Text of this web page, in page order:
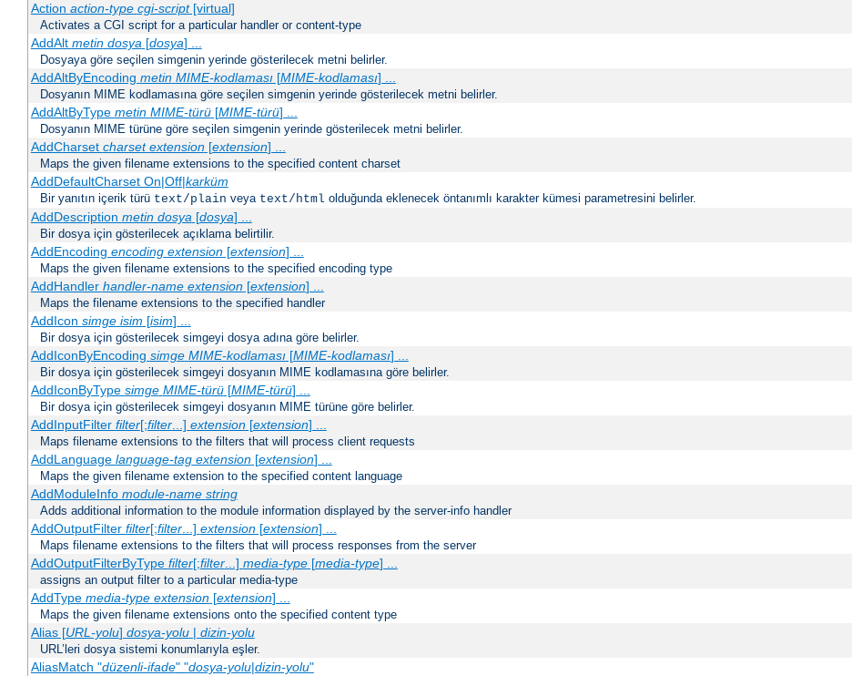
Action action-type cgi-script[virtual]
Activates a CGI script for a particular handler or content-type
AddAlt metin dosya[dosya] ...
Dosyaya göre seçilen simgenin yerinde gösterilecek metni belirler.
AddAltByEncoding metin MIME-kodlaması[MIME-kodlaması] ...
Dosyanın MIME kodlamasına göre seçilen simgenin yerinde gösterilecek metni belirler.
AddAltByType metin MIME-türü[MIME-türü] ...
Dosyanın MIME türüne göre seçilen simgenin yerinde gösterilecek metni belirler.
AddCharset charset extension[extension] ...
Maps the given filename extensions to the specified content charset
AddDefaultCharset On|Off|karküm
Bir yanıtın içerik türü text/plain veya text/html olduğunda eklenecek öntanımlı karakter kümesi parametresini belirler.
AddDescription metin dosya[dosya] ...
Bir dosya için gösterilecek açıklama belirtilir.
AddEncoding encoding extension[extension] ...
Maps the given filename extensions to the specified encoding type
AddHandler handler-name extension[extension] ...
Maps the filename extensions to the specified handler
AddIcon simge isim [isim] ...
Bir dosya için gösterilecek simgeyi dosya adına göre belirler.
AddIconByEncoding simge MIME-kodlaması[MIME-kodlaması] ...
Bir dosya için gösterilecek simgeyi dosyanın MIME kodlamasına göre belirler.
AddIconByType simge MIME-türü[MIME-türü] ...
Bir dosya için gösterilecek simgeyi dosyanın MIME türüne göre belirler.
AddInputFilter filter[;filter...] extension[extension] ...
Maps filename extensions to the filters that will process client requests
AddLanguage language-tag extension[extension] ...
Maps the given filename extension to the specified content language
AddModuleInfo module-name string
Adds additional information to the module information displayed by the server-info handler
AddOutputFilter filter[;filter...] extension[extension] ...
Maps filename extensions to the filters that will process responses from the server
AddOutputFilterByType filter[;filter...] media-type[media-type] ...
assigns an output filter to a particular media-type
AddType media-type extension[extension] ...
Maps the given filename extensions onto the specified content type
Alias [URL-yolu] dosya-yolu| dizin-yolu
URL’leri dosya sistemi konumlarıyla eşler.
AliasMatch "düzenli-ifade" "dosya-yolu|dizin-yolu"